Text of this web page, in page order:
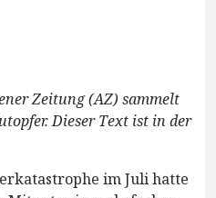
Zeitung (AZ) sammelt
Dieser Text ist in der
im Juli hatte